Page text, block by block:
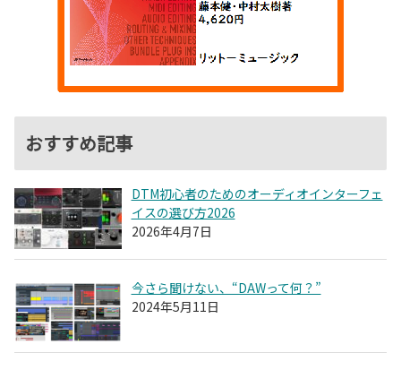
おすすめ記事
DTM初心者のためのオーディオインターフェ
イスの選び方2026
2026年4月7日
今さら聞けない、“DAWって何？”
2024年5月11日